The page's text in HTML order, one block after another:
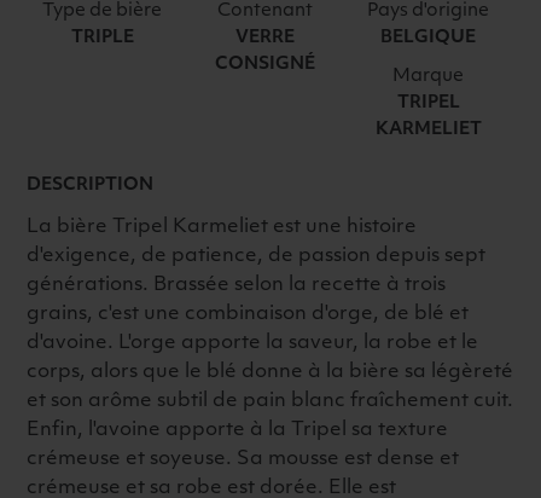
6X33CL
Type de bière
TRIPLE
Contenant
VERRE
CONSIGNÉ
Pays d'origine
BELGIQUE
Marque
TRIPEL
KARMELIET
DESCRIPTION
La bière Tripel Karmeliet est une histoire
d'exigence, de patience, de passion depuis sept
générations. Brassée selon la recette à trois
grains, c'est une combinaison d'orge, de blé et
d'avoine. L'orge apporte la saveur, la robe et le
corps, alors que le blé donne à la bière sa légèreté
et son arôme subtil de pain blanc fraîchement cuit.
Enfin, l'avoine apporte à la Tripel sa texture
crémeuse et soyeuse. Sa mousse est dense et
crémeuse et sa robe est dorée. Elle est